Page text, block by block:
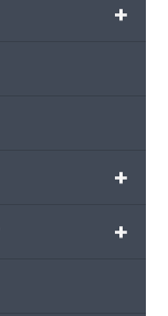
+
+
+